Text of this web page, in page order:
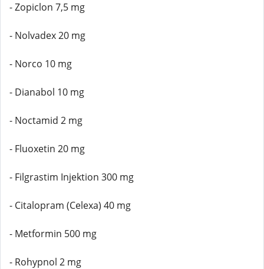
- Zopiclon 7,5 mg
- Nolvadex 20 mg
- Norco 10 mg
- Dianabol 10 mg
- Noctamid 2 mg
- Fluoxetin 20 mg
- Filgrastim Injektion 300 mg
- Citalopram (Celexa) 40 mg
- Metformin 500 mg
- Rohypnol 2 mg